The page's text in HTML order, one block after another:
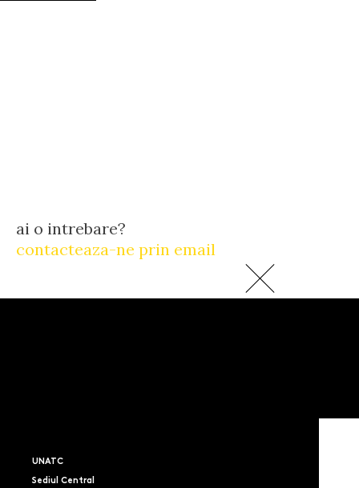
ai o intrebare?
contacteaza-ne prin email
UNATC
Sediul Central